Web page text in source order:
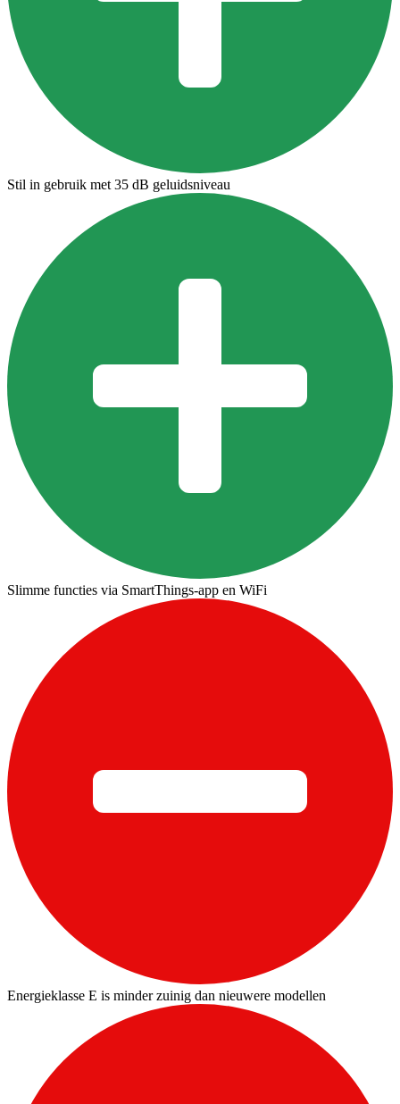
Stil in gebruik met 35 dB geluidsniveau
Slimme functies via SmartThings-app en WiFi
Energieklasse E is minder zuinig dan nieuwere modellen